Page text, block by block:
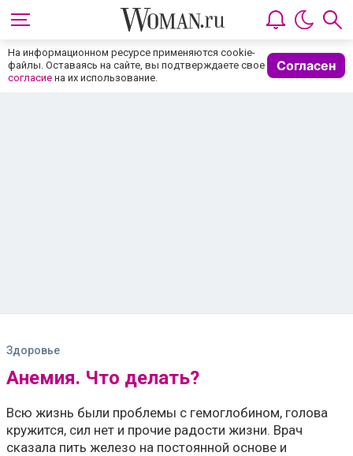
На информационном ресурсе применяются cookie-
файлы. Оставаясь на сайте, вы подтверждаете свое
согласие на их использование.
Согласен
Здоровье
Анемия. Что делать?
Всю жизнь были проблемы с гемоглобином, голова
кружится, сил нет и прочие радости жизни. Врач
сказала пить железо на постоянной основе и